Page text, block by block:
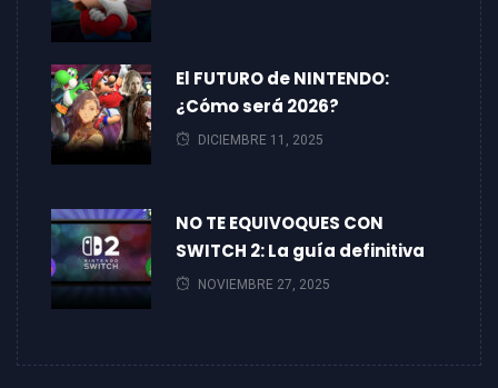
El FUTURO de NINTENDO:
¿Cómo será 2026?
DICIEMBRE 11, 2025
NO TE EQUIVOQUES CON
SWITCH 2: La guía definitiva
NOVIEMBRE 27, 2025